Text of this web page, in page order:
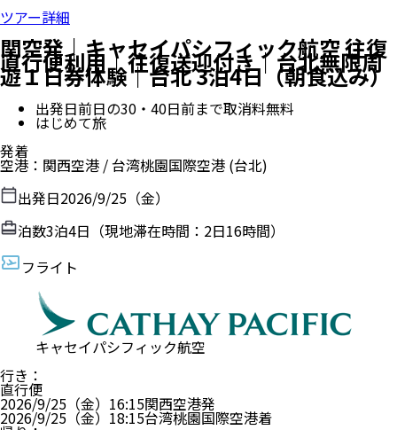
ツアー詳細
関空発｜キャセイパシフィック航空 往復
直行便利用｜往復送迎付き｜台北無限周
遊１日券体験｜台北 3泊4日（朝食込み）
出発日前日の30・40日前まで取消料無料
はじめて旅
発着
空港 ： 関西空港 /台湾桃園国際空港 (台北)
出発日2026/9/25（金）
泊数3泊4日（現地滞在時間： 2日16時間）
フライト
キャセイパシフィック航空
行き ：
直行便
2026/9/25（金） 16:15関西空港発
2026/9/25（金） 18:15台湾桃園国際空港着